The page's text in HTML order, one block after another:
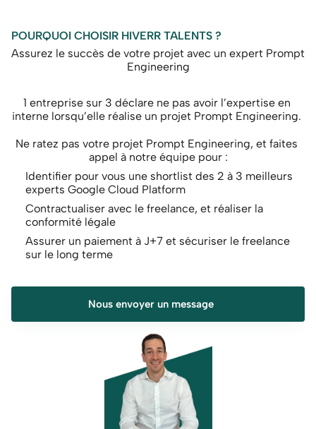
POURQUOI CHOISIR HIVERR TALENTS ?
Assurez le succès de votre projet avec un expert Prompt
Engineering
1 entreprise sur 3 déclare ne pas avoir l’expertise en
interne lorsqu’elle réalise un projet Prompt Engineering.
Ne ratez pas votre projet Prompt Engineering, et faites
appel à notre équipe pour :
Identifier pour vous une shortlist des 2 à 3 meilleurs
experts Google Cloud Platform
Contractualiser avec le freelance, et réaliser la
conformité légale
Assurer un paiement à J+7 et sécuriser le freelance
sur le long terme
Nous envoyer un message